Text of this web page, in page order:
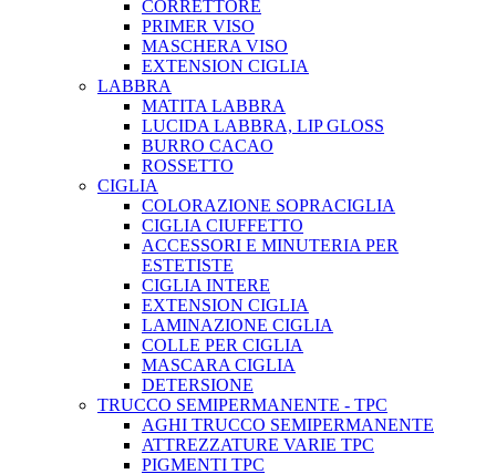
CORRETTORE
PRIMER VISO
MASCHERA VISO
EXTENSION CIGLIA
LABBRA
MATITA LABBRA
LUCIDA LABBRA, LIP GLOSS
BURRO CACAO
ROSSETTO
CIGLIA
COLORAZIONE SOPRACIGLIA
CIGLIA CIUFFETTO
ACCESSORI E MINUTERIA PER
ESTETISTE
CIGLIA INTERE
EXTENSION CIGLIA
LAMINAZIONE CIGLIA
COLLE PER CIGLIA
MASCARA CIGLIA
DETERSIONE
TRUCCO SEMIPERMANENTE - TPC
AGHI TRUCCO SEMIPERMANENTE
ATTREZZATURE VARIE TPC
PIGMENTI TPC